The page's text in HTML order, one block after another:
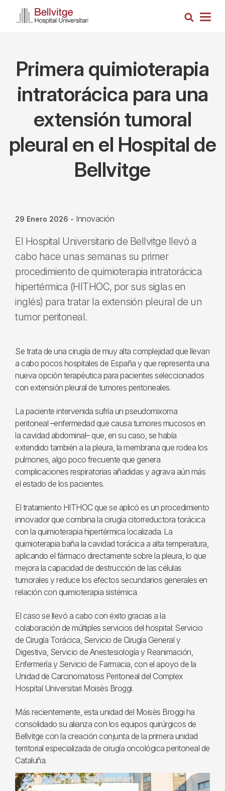
Busca
Primera quimioterapia
intratorácica para una
extensión tumoral
pleural en el Hospital de
Bellvitge
29 Enero 2026 - Innovación
El Hospital Universitario de Bellvitge llevó a
cabo hace unas semanas su primer
procedimiento de quimioterapia intratorácica
hipertérmica (HITHOC, por sus siglas en
inglés) para tratar la extensión pleural de un
tumor peritoneal.
Se trata de una cirugía de muy alta complejidad que llevan
a cabo pocos hospitales de España y que representa una
nueva opción terapéutica para pacientes seleccionados
con extensión pleural de tumores peritoneales.
La paciente intervenida sufría un pseudomixoma
peritoneal –enfermedad que causa tumores mucosos en
la cavidad abdominal– que, en su caso, se había
extendido también a la pleura, la membrana que rodea los
pulmones, algo poco frecuente que genera
complicaciones respiratorias añadidas y agrava aún más
el estado de los pacientes.
El tratamiento HITHOC que se aplicó es un procedimiento
innovador que combina la cirugía citorreductora torácica
con la quimioterapia hipertérmica localizada. La
quimioterapia baña la cavidad torácica a alta temperatura,
aplicando el fármaco directamente sobre la pleura, lo que
mejora la capacidad de destrucción de las células
tumorales y reduce los efectos secundarios generales en
relación con quimioterapia sistémica.
El caso se llevó a cabo con éxito gracias a la
colaboración de múltiples servicios del hospital: Servicio
de Cirugía Torácica, Servicio de Cirugía General y
Digestiva, Servicio de Anestesiología y Reanimación,
Enfermería y Servicio de Farmacia, con el apoyo de la
Unidad de Carcinomatosis Peritoneal del Complex
Hospital Universitari Moisès Broggi.
Más recientemente, esta unidad del Moisès Broggi ha
consolidado su alianza con los equipos quirúrgicos de
Bellvitge con la creación conjunta de la primera unidad
territorial especializada de cirugía oncológica peritoneal de
Cataluña.